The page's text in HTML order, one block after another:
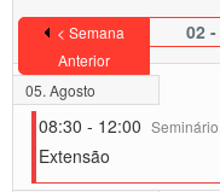
< Semana
Anterior
02
05. Agosto
08:30 - 12:00
Extensão